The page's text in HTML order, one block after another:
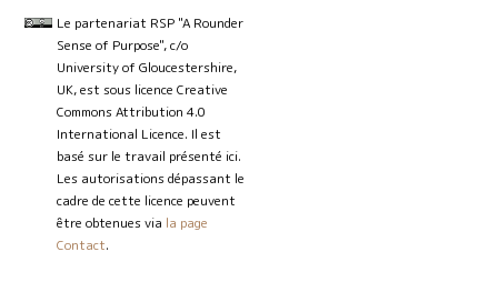
Le partenariat RSP "A Rounder
Sense of Purpose", c/o
University of Gloucestershire,
UK, est sous licence Creative
Commons Attribution 4.0
International Licence. Il est
basé sur le travail présenté ici.
Les autorisations dépassant le
cadre de cette licence peuvent
être obtenues via la page
Contact.